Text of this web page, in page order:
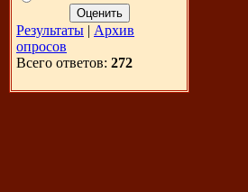
Результаты | Архив
опросов
Всего ответов: 272